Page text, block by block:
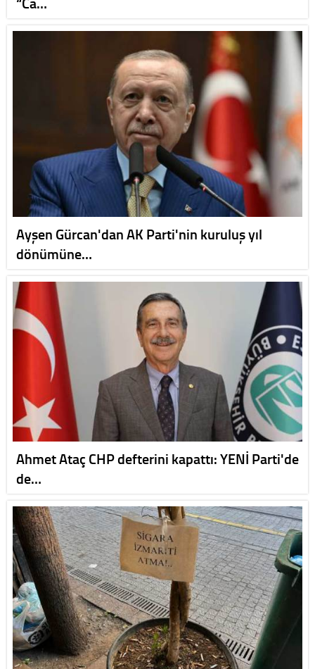
Ayşen Gürcan'dan AK Parti'nin kuruluş yıl
dönümüne…
Ahmet Ataç CHP defterini kapattı: YENİ Parti'de
de…